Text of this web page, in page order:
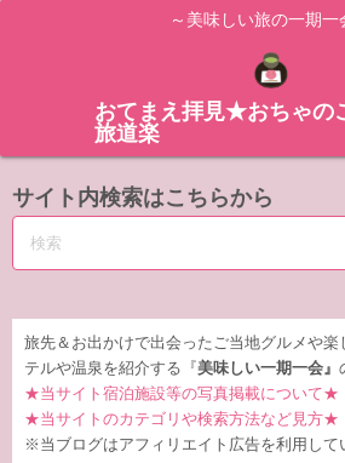
ス
ッ
～美味しい旅の一期一
おてまえ拝見★おちゃの
旅道楽
サイト内検索はこちらから
旅先＆お出かけで出会ったご当地グルメや楽
テルや温泉を紹介する『 美味しい一期一会』
★当サイト宿泊施設等の写真掲載について★
★当サイトのカテゴリや検索方法など見方★
※当ブログはアフィリエイト広告を利用して